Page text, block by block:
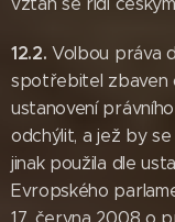
12.2.Volbou práva
spotřebitel zbaven
ustanovení
odchýlit, a jež by
jinak použila dle
Evropského